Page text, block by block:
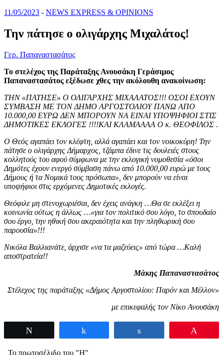
11/05/2023 - NEWS EXPRESS & OPINIONS
Την πάτησε ο ολιγάρχης Μιχαλάτος!
Γερ. Παπαναστασάτος
Το στελέχος της Παράταξης Ανουσάκη Γεράσιμος
Παπαναστασάτος εξέδωσε χθες την ακόλουθη ανακοίνωση:
ΤΗΝ «ΠΑΤΗΣΕ» Ο ΟΛΙΓΑΡΧΗΣ ΜΙΧΑΛΑΤΟΣ!!! ΟΣΟΙ ΕΧΟΥΝ
ΣΥΜΒΑΣΗ ΜΕ ΤΟΝ ΔΗΜΟ ΑΡΓΟΣΤΟΛΙΟΥ ΠΑΝΩ ΑΠΟ
10.000,00 ΕΥΡΩ ΔΕΝ ΜΠΟΡΟΥΝ ΝΑ ΕΙΝΑΙ ΥΠΟΨΗΦΙΟΙ ΣΤΙΣ
ΔΗΜΟΤΙΚΕΣ ΕΚΛΟΓΕΣ !!!!ΚΑΙ ΚΛΑΜΑΑΑΑ Ο κ. ΘΕΟΦΙΛΟΣ .
Ο Θεός αγαπάει τον κλέφτη, αλλά αγαπάει και τον νοικοκύρη! Την
πάτησε ο ολιγάρχης Δήμαρχος, τζάμπα έδινε τις δουλειές στους
κολλητούς του αφού σύμφωνα με την εκλογική νομοθεσία «όσοι
Δημότες έχουν ενεργό σύμβαση πάνω από 10.000,00 ευρώ με τους
Δήμους ή τα Νομικά τους πρόσωπα», δεν μπορούν να είναι
υποψήφιοι στις ερχόμενες Δημοτικές εκλογές.
Θεόφιλε μη στενοχωριέσαι, δεν έχεις ανάγκη …Θα σε εκλέξει η
κοινωνία ούτως η άλλως …«για τον πολιτικό σου λόγο, το σπουδαίο
σου έργο, την ηθική σου ακεραιότητα και την πληθωρική σου
παρουσία»!!!
Νικόλα Βαλλιανάτε, άρχισε «να τα μαζεύεις» από τώρα …Καλή
αποστρατεία!!
Μάκης Παπαναστασάτος
Στέλεχος της παράταξης «Δήμος Αργοστολίου: Παρόν και Μέλλον»
με επικεφαλής τον Νίκο Ανουσάκη
Το πρωτοσέλιδο του "Η"